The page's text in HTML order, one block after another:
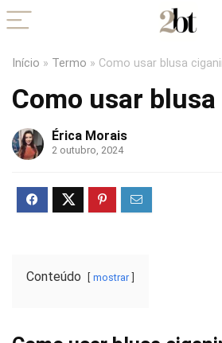
Início » Termo » Como usar blusa
Como usar
Érica Morais
2 outubro, 2024
Conteúdo mostrar